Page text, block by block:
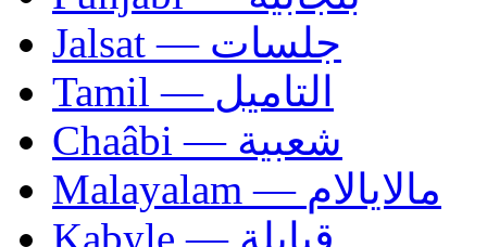
Jalsat — جلسات
Tamil — التاميل
Chaâbi — شعبية
Malayalam — مالايالام